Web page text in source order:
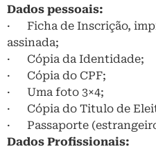
Dados pessoais:
· Ficha de Inscrição,
assinada;
· Cópia da Identidade;
· Cópia do CPF;
· Uma foto 3×4;
· Cópia do Titulo de
· Passaporte
Dados Profissionais: